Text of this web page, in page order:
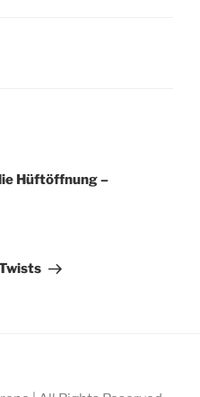
Hüftöffnung –